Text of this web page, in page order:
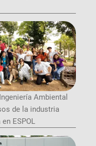
Ambiental
de la industria
ESPOL